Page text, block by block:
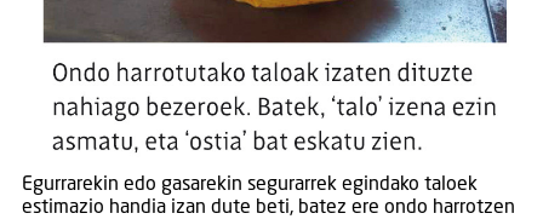
Egurrarekin edo gasarekin segurarrek egindako taloek
estimazio handia izan dute beti, batez ere ondo harrotzen